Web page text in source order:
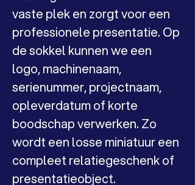
vaste plek en zorgt voor een
professionele presentatie. Op
de sokkel kunnen we een
logo, machinenaam,
serienummer, projectnaam,
opleverdatum of korte
boodschap verwerken. Zo
wordt een losse miniatuur een
compleet relatiegeschenk of
presentatieobject.